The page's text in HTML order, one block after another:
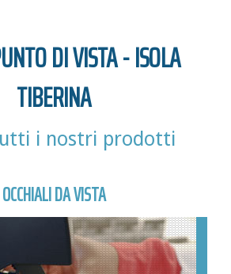
DI VISTA - ISOLA
TIBERINA
i nostri prodotti
OCCHIALI DA VISTA